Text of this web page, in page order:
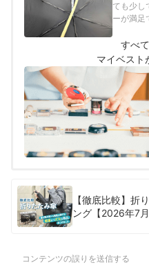
ても少し
ーが満足
すべ
マイベスト
【徹底比較】折
ング【2026年7月
コンテンツの誤りを送信する